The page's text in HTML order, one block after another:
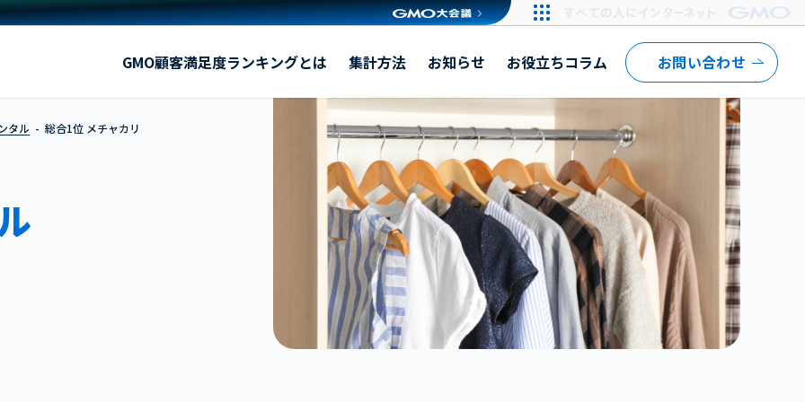
GMO顧客満足度ランキングとは 集計方法 お知らせ お役立ちコラム お問い合わせ
タル 総合1位 メチャカリ